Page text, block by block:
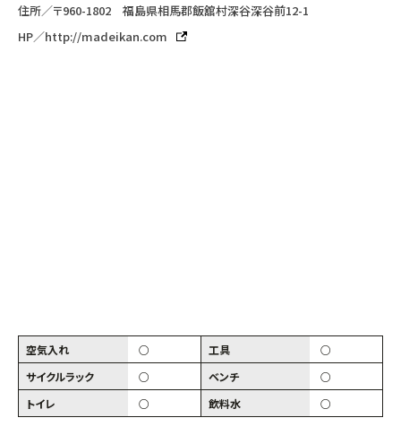
住所／〒960-1802 福島県相馬郡飯舘村深谷深谷前12-1
HP／http://madeikan.com
空気入れ ○ 工具
○
サイクルラック
○ ベンチ
○
トイレ
○ 飲料水 ○